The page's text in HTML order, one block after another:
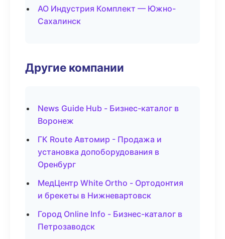
АО Индустрия Комплект — Южно-
Сахалинск
Другие компании
News Guide Hub - Бизнес-каталог в
Воронеж
ГК Route Автомир - Продажа и
установка допоборудования в
Оренбург
МедЦентр White Ortho - Ортодонтия
и брекеты в Нижневартовск
Город Online Info - Бизнес-каталог в
Петрозаводск